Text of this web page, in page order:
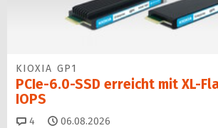
KIOXIA GP1
PCIe-6.0-SSD erreicht mit XL-
IOPS
4 Kommentare
06.08.2026